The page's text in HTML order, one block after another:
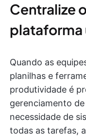
Centralize
plataforma
Quando as
planilhas e
produtividade é
gerenciamento
necessidade de
todas as tarefas,